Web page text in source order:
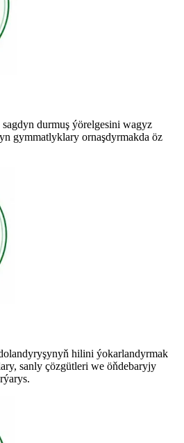
durmuş ýörelgesini wagyz
gymmatlyklary ornaşdyrmakda öz
hilini ýokarlandyrmak
sanly çözgütleri we öňdebaryjy